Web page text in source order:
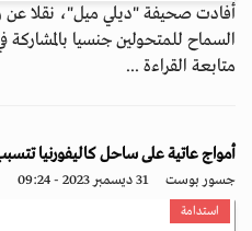
السماح للمتحولين جنسيا بالمشاركة
متابعة القراءة ...
أمواج عاتية على ساحل كاليفورنيا
جسور بوست 31 ديسمبر 2023 - 09:24
استدامة